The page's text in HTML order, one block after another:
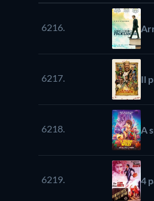
6216.
6217. Il
6218. A
6219. 4